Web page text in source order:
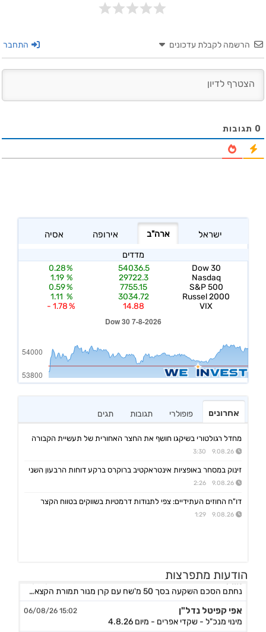
הרשמה לקבלת עדכונים התחבר
0 תגובות
אחרונים פופולרי תגובות תגים
מחדל רגולטורי בשיקגו חושף את החצר האחורית של תעשיית הקבורה
9.08.26 3:30
זינוק במסחר באופציות אינטראקטיב ברוקרס ברקע דוחות הרבעון השני
9.08.26 2:26
דו"ח החוזים העתידיים: צפי לתנודות דרמטיות בשווקים בטווח הקצר
9.08.26 1:29
הודעות מתפרצות
אורד
נחתם הסכם השקעה בסך 50 מ'שח עם קרן מנור תמורת הקצאה פרטית ב-164.51 ש״ח למניה +אופציה להשקעה נוספת, ה
אפי קפיטל נדל"ן 15:02 06/08/26
מינוי מנכ"ל - שקדי אפרים - מיום 4.8.26